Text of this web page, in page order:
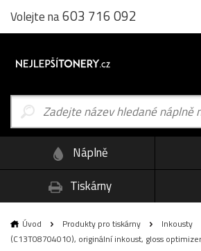
Volejte na603 716 092
Náplně
Tiskárny
Úvod Produkty pro tiskárny Inkousty
(C13T08704010), originální inkoust, gloss